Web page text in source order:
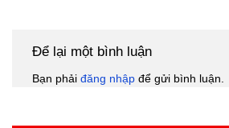
Để lại một bình luận
Bạn phải đăng nhập để gửi bình luận.